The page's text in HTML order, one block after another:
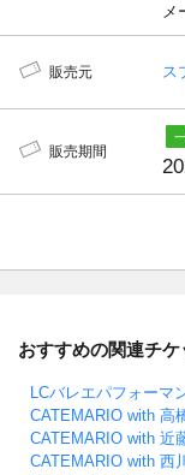
メ
販売元 ス
販売期間
おすすめの関連チ
LCバレエパフォー
CATEMARIO with 高
CATEMARIO with
CATEMARIO with 西